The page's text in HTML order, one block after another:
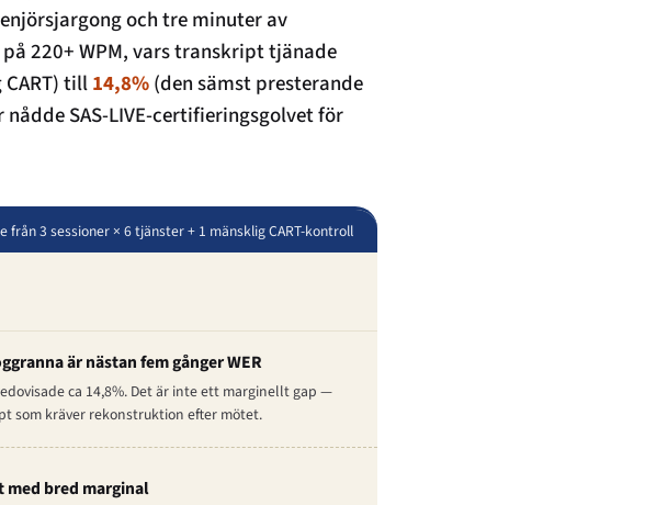
och tre minuter av
220+ WPM, vars transkript tjänade
till14,8%(den sämst presterande
nådde SAS-LIVE-certifieringsgolvet för
från 3 sessioner × 6 tjänster + 1 mänsklig CART-kontroll
är nästan fem gånger WER
ca 14,8%. Det är inte ett marginellt gap —
som kräver rekonstruktion efter mötet.
bred marginal